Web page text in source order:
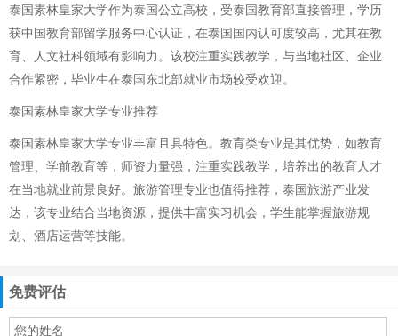
泰国素林皇家大学作为泰国公立高校，受泰国教育部直接管理，学历
获中国教育部留学服务中心认证，在泰国国内认可度较高，尤其在教
育、人文社科领域有影响力。该校注重实践教学，与当地社区、企业
合作紧密，毕业生在泰国东北部就业市场较受欢迎。
泰国素林皇家大学专业推荐
泰国素林皇家大学专业丰富且具特色。教育类专业是其优势，如教育
管理、学前教育等，师资力量强，注重实践教学，培养出的教育人才
在当地就业前景良好。旅游管理专业也值得推荐，泰国旅游产业发
达，该专业结合当地资源，提供丰富实习机会，学生能掌握旅游规
划、酒店运营等技能。
免费评估